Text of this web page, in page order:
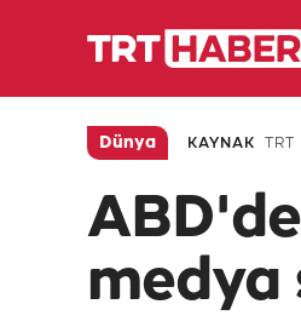
Dünya KAYNAK TRT
medya